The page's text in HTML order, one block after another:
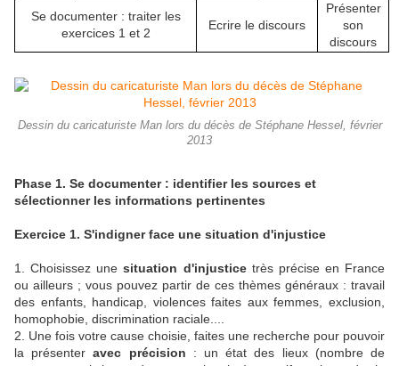
Se documenter : traiter les
exercices 1 et 2
Ecrire le discours
Présenter
son
discours
Dessin du caricaturiste Man lors du décès de Stéphane Hessel, février
2013
Phase 1. Se documenter : identifier les sources et
sélectionner les informations pertinentes
Exercice 1. S'indigner face une situation d'injustice
1. Choisissez unesituation d'injusticetrès précise en France
ou ailleurs ; vous pouvez partir de ces thèmes généraux : travail
des enfants, handicap, violences faites aux femmes, exclusion,
homophobie, discrimination raciale....
2. Une fois votre cause choisie, faites une recherche pour pouvoir
la présenteravec précision : un état des lieux (nombre de